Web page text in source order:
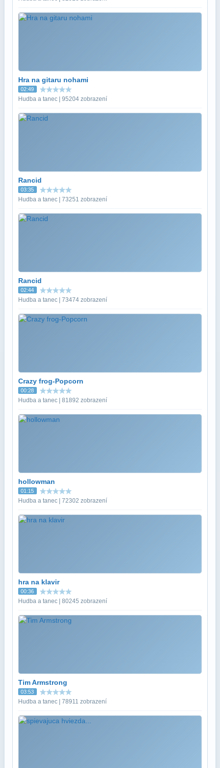
Hra na gitaru nohami
02:49
Hudba a tanec | 95204 zobrazení
Rancid
03:35
Hudba a tanec | 73251 zobrazení
Rancid
02:44
Hudba a tanec | 73474 zobrazení
Crazy frog-Popcorn
00:28
Hudba a tanec | 81892 zobrazení
hollowman
01:15
Hudba a tanec | 72302 zobrazení
hra na klavir
00:36
Hudba a tanec | 80245 zobrazení
Tim Armstrong
03:53
Hudba a tanec | 78911 zobrazení